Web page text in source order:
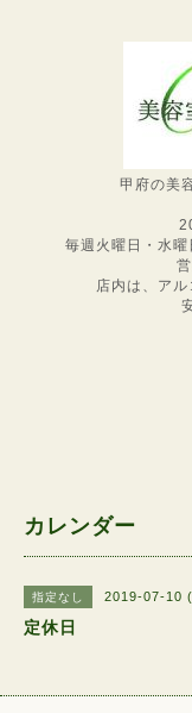
甲府の美
毎週火曜日・水曜
店内は、ア
カレンダー
指定なし 2019-07-10
定休日